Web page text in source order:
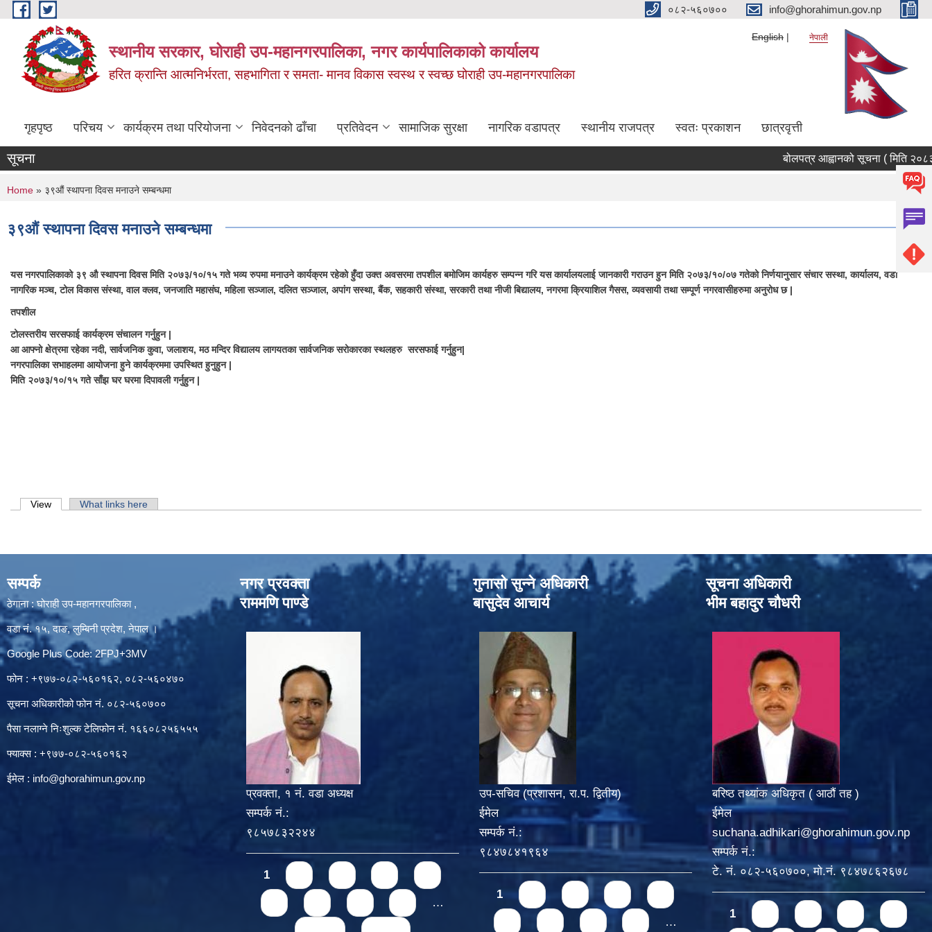
Skip to main content ०८२-५६०७०० info@ghorahimun.gov.np
स्थानीय सरकार, घोराही उप-महानगरपालिका, नगर कार्यपालिकाको कार्यालय
हरित क्रान्ति आत्मनिर्भरता, सहभागिता र समता- मानव विकास स्वस्थ र स्वच्छ घोराही उप-महानगरपालिका
English नेपाली
गृहपृष्ठ परिचय कार्यक्रम तथा परियोजना निवेदनको ढाँचा प्रतिवेदन सामाजिक सुरक्षा नागरिक वडापत्र स्थानीय राजपत्र स्वतः प्रकाशन छात्रवृत्ती
सूचना बोलपत्र आह्वानको सूचना ( मिति २०८३/
You are here
Home » ३९औं स्थापना दिवस मनाउने सम्बन्धमा
३९औं स्थापना दिवस मनाउने सम्बन्धमा
यस नगरपालिकाको ३९ औ स्थापना दिवस मिति २०७३/१०/१५ गते भव्य रुपमा मनाउने कार्यक्रम रहेको हुँदा उक्त अवसरमा तपशील बमोजिम कार्यहरु सम्पन्न गरि यस कार्यालयलाई जानकारी गराउन हुन मिति २०७३/१०/०७ गतेको निर्णयानुसार स‌ंचार सस्था, कार्यालय, वडा
नागरिक मञ्च, टोल विकास संस्था, वाल क्लव, जनजाति महासंघ, महिला सञ्जाल, दलित सञ्जाल, अपांग स‌स्था, बैंक, सहकारी संस्था, सरकारी तथा नीजी बिद्यालय, नगरमा क्रियाशिल गैसस, व्यवसायी तथा सम्पूर्ण नगरवासीहरुमा अनुरोध छ |
तपशील
टोलस्तरीय सरसफाई कार्यक्रम संचालन गर्नुहुन |
आ आफ्नो क्षेत्रमा रहेका नदी, सार्वजनिक कुवा, जलाशय, मठ मन्दिर विद्यालय लागयतका सार्वजनिक सरोकारका स्थलहरु सरसफाई गर्नुहुन|
नगरपालिका सभाहलमा आयोजना हुने कार्यक्रममा उपस्थित हुनुहुन |
मिति २०७३/१०/१५ गते साँझ घर घरमा दिपावली गर्नुहुन |
Primary tabs
View (active tab)What links here
सम्पर्क
ठेगाना : घोराही उप-महानगरपालिका ,
वडा नं. १५, दाङ, लुम्बिनी प्रदेश, नेपाल ।
Google Plus Code: 2FPJ+3MV
फोन : +९७७-०८२-५६०१६२, ०८२-५६०४७०
सूचना अधिकारीको फोन नं. ०८२-५६०७००
पैसा नलाग्ने निःशुल्क टेलिफोन नं. १६६०८२५६५५५
फ्याक्स : +९७७-०८२-५६०१६२
ईमेल : info@ghorahimun.gov.np
नगर प्रवक्ता
राममणि पाण्डे
प्रवक्ता, १ नं. वडा अध्यक्ष
सम्पर्क नं.:
९८५७८३२२४४
Pages
1
…
गुनासो सुन्‍ने अधिकारी
बासुदेव आचार्य
उप-सचिव (प्रशासन, रा.प. द्वितीय)
ईमेल
सम्पर्क नं.:
९८४७८४१९६४
Pages
1
…
सूचना अधिकारी
भीम बहादुर चौधरी
बरिष्ठ तथ्यांक अधिकृत ( आठौं तह )
ईमेल
suchana.adhikari@ghorahimun.gov.np
सम्पर्क नं.:
टे. नं. ०८२-५६०७००, मो.नं. ९८४७८६२६७८
Pages
1